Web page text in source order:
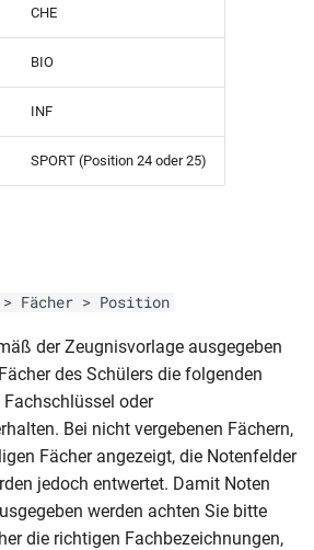
1.
- 3. und
–
2.
-
1.
-
nur
nur
CHE
BIO
INF
SPORT (Position 24 oder 25)
Fächer > Position
der Zeugnisvorlage ausgegeben
des Schülers die folgenden
oder
Bei nicht vergebenen Fächern,
Fächer angezeigt, die Notenfelder
jedoch entwertet. Damit Noten
werden achten Sie bitte
die richtigen Fachbezeichnungen,